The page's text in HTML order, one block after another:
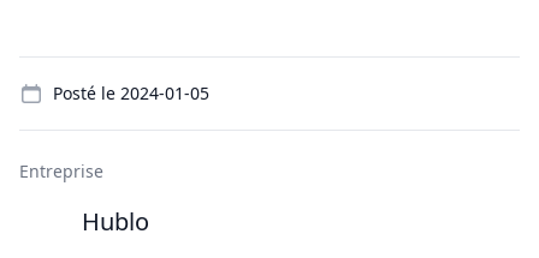
Posté le 2024-01-05
Entreprise
Hublo